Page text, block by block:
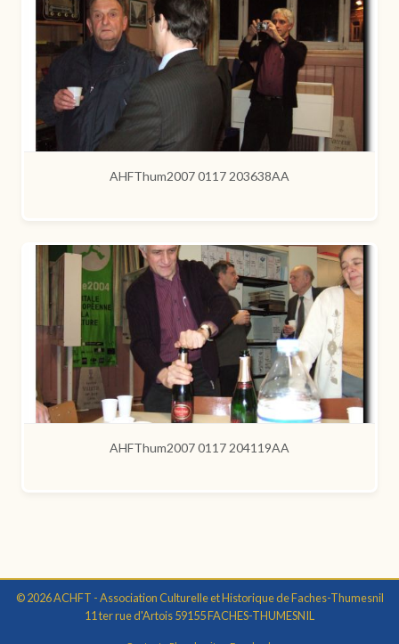
AHFThum2007 0117 203638AA
AHFThum2007 0117 204119AA
© 2026 ACHFT - Association Culturelle et Historique de Faches-Thumesnil
11 ter rue d'Artois 59155 FACHES-THUMESNIL